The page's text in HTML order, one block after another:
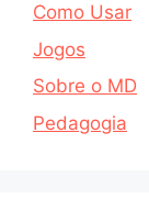
Como Usar
Jogos
Sobre o MD
Pedagogia